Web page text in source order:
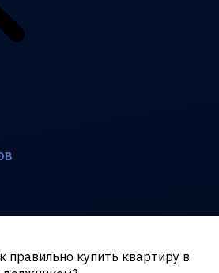
правильно купить квартиру в